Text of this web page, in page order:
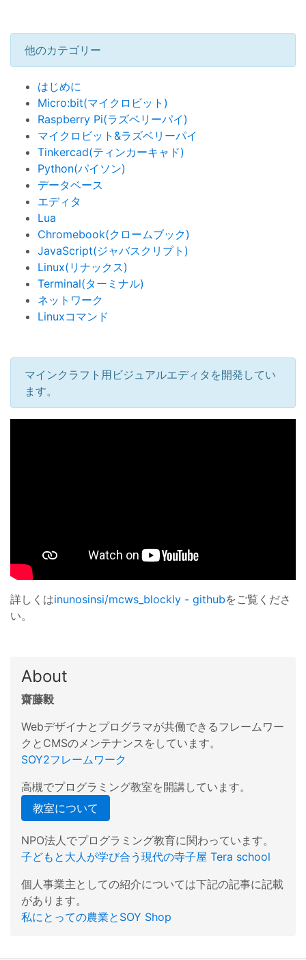
他のカテゴリー
はじめに
Micro:bit(マイクロビット)
Raspberry Pi(ラズベリーパイ)
マイクロビット&ラズベリーパイ
Tinkercad(ティンカーキャド)
Python(パイソン)
データベース
エディタ
Lua
Chromebook(クロームブック)
JavaScript(ジャバスクリプト)
Linux(リナックス)
Terminal(ターミナル)
ネットワーク
Linuxコマンド
マインクラフト用ビジュアルエディタを開発してい
ます。
詳しくはinunosinsi/mcws_blockly - githubをご覧くださ
い。
About
齋藤毅
Webデザイナとプログラマが共働できるフレームワー
クとCMSのメンテナンスをしています。
SOY2フレームワーク
高槻でプログラミング教室を開講しています。
教室について
NPO法人でプログラミング教育に関わっています。
子どもと大人が学び合う現代の寺子屋 Tera school
個人事業主としての紹介については下記の記事に記載
があります。
私にとっての農業とSOY Shop